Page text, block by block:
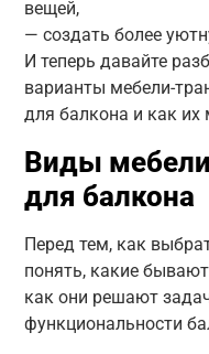
вещей,
— создать более
И теперь давайте
варианты мебели-
для балкона и как
Виды
для балкона
Перед тем, как
понять, какие
как они решают
функциональности